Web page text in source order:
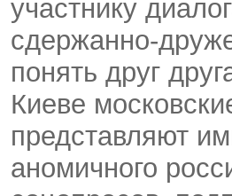
участнику
сдержанно-
понять друг
Киеве
представляют
аномичного